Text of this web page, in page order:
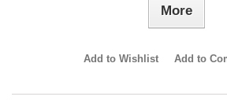
More
Add to Wishlist Add to